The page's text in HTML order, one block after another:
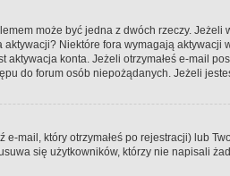
może być jedna z dwóch rzeczy. Jeżeli
Niektóre fora wymagają
konta. Jeżeli otrzymałeś e-mail
do forum osób niepożądanych. Jeżeli
mail, który otrzymałeś po rejestracji) lub
się użytkowników, którzy nie napisali